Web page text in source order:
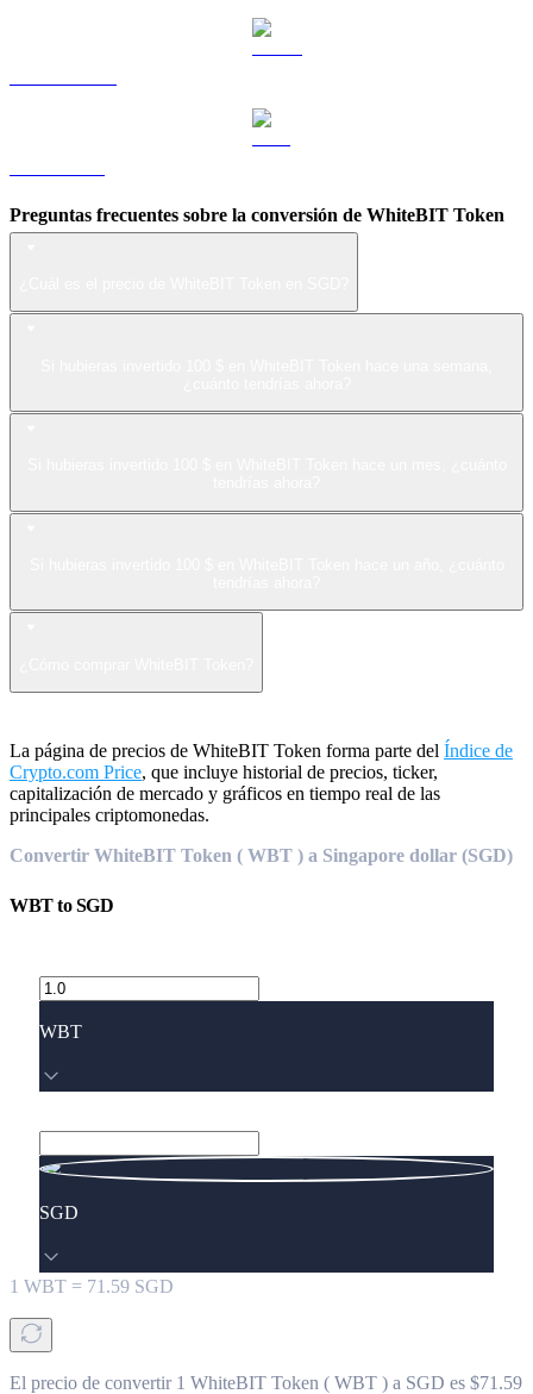
Preguntas frecuentes sobre la conversión de WhiteBIT Token
La página de precios de WhiteBIT Token forma parte del Índice de
Crypto.com Price, que incluye historial de precios, ticker,
capitalización de mercado y gráficos en tiempo real de las
principales criptomonedas.
Convertir WhiteBIT Token ( WBT ) a Singapore dollar (SGD)
WBTtoSGD
WBT
SGD
1 WBT = 71.59 SGD
El precio de convertir 1 WhiteBIT Token ( WBT ) a SGD es $71.59